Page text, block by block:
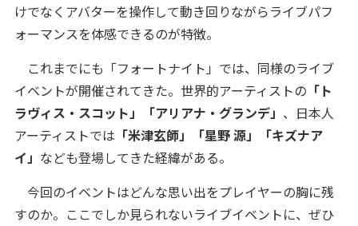
けでなくアバターを操作して動き回りながらライブパフ
ォーマンスを体感できるのが特徴。
これまでにも「フォートナイト」では、同様のライブ
イベントが開催されてきた。世界的アーティストの 「ト
ラヴィス・スコット」「アリアナ・グランデ」 、日本人
アーティストでは 「米津玄師」「星野 源」「キズナア
イ」 なども登場してきた経緯がある。
今回のイベントはどんな思い出をプレイヤーの胸に残
すのか。ここでしか見られないライブイベントに、ぜひ